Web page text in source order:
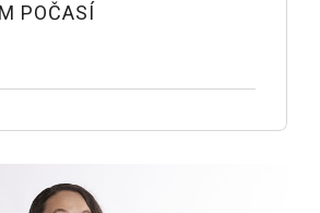
POČASÍ